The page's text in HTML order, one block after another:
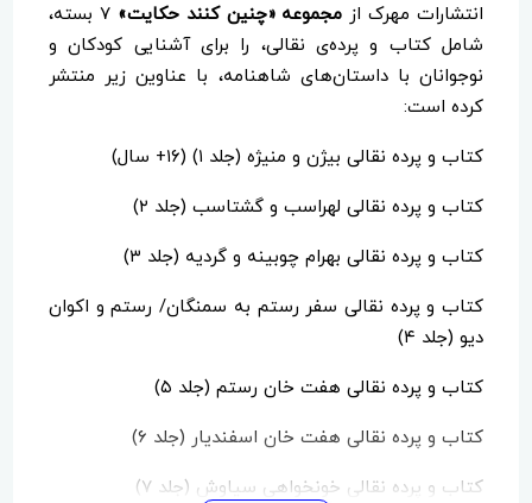
انتشارات مهرک از مجموعه «چنین کنند حکایت»
۷ بسته،
شامل کتاب و پرده‌ی نقالی، را برای آشنایی کودکان و
نوجوانان با داستان‌های شاهنامه، با عناوین زیر منتشر
کرده است:
کتاب و پرده نقالی بیژن و منیژه (جلد ۱) (۱۶+ سال)
کتاب و پرده نقالی لهراسب و گشتاسب (جلد ۲)
کتاب و پرده نقالی بهرام چوبینه و گردیه (جلد ۳)
کتاب و پرده نقالی سفر رستم به سمنگان/ رستم و اکوان
دیو (جلد ۴)
کتاب و پرده نقالی هفت خان رستم (جلد ۵)
کتاب و پرده نقالی هفت خان اسفندیار (جلد ۶)
کتاب و پرده نقالی خونخواهی سیاوش (جلد ۷)